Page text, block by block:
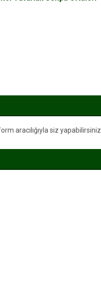
aracılığıyla siz yapabilirsiniz.